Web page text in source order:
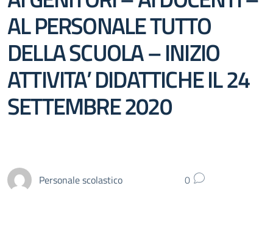
AL PERSONALE TUTTO
DELLA SCUOLA – INIZIO
ATTIVITA’ DIDATTICHE IL 24
SETTEMBRE 2020
Personale scolastico 0